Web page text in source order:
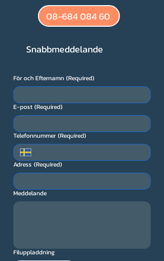
08-684 084 60
Snabbmeddelande
För och Efternamn (Required)
E-post (Required)
Telefonnummer (Required)
Adress (Required)
Meddelande
Filuppladdning